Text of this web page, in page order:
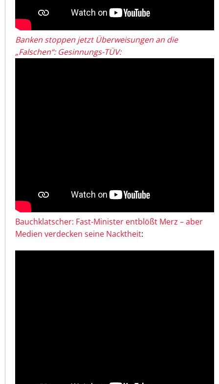
Banken stoppen jetzt Überweisungen an die
„Falschen“: Gesinnungs-TÜV:
Bauchklatscher: Fast-Minister entblößt Merz – aber
Medien verdecken seine Nacktheit: